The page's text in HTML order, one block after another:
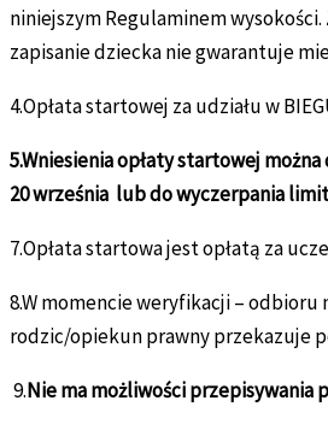
niniejszym Regulaminem wysokości.
zapisanie dziecka nie gwarantuje
4.Opłata startowej za udziału w
5.Wniesienia opłaty startowej
20 września lub do wyczerpania
7.Opłata startowa jest opłatą za
8.W momencie weryfikacji –
rodzic/opiekun prawny przekazuje
9.Nie ma możliwości przepisywania